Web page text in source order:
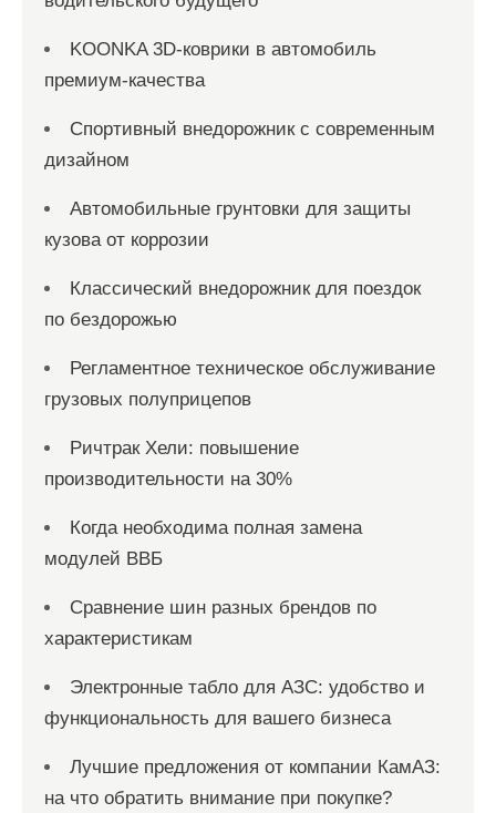
KOONKA 3D-коврики в автомобиль
премиум-качества
Спортивный внедорожник с современным
дизайном
Автомобильные грунтовки для защиты
кузова от коррозии
Классический внедорожник для поездок
по бездорожью
Регламентное техническое обслуживание
грузовых полуприцепов
Ричтрак Хели: повышение
производительности на 30%
Когда необходима полная замена
модулей ВВБ
Сравнение шин разных брендов по
характеристикам
Электронные табло для АЗС: удобство и
функциональность для вашего бизнеса
Лучшие предложения от компании КамАЗ:
на что обратить внимание при покупке?